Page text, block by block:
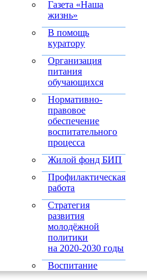
Газета «Наша
жизнь»
В помощь
куратору
Организация
питания
обучающихся
Нормативно-
правовое
обеспечение
воспитательного
процесса
Жилой фонд БИП
Профилактическая
работа
Стратегия
развития
молодёжной
политики
на 2020-2030 годы
Воспитание